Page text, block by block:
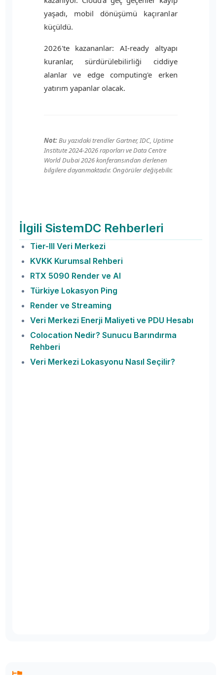
yaşadı, mobil dönüşümü kaçıranlar
küçüldü.
2026'te kazananlar: AI-ready altyapı
kuranlar, sürdürülebilirliği ciddiye
alanlar ve edge computing'e erken
yatırım yapanlar olacak.
Not:Bu yazıdaki trendler Gartner, IDC, Uptime
Institute 2024-2026 raporları ve Data Centre
World Dubai 2026 konferansından derlenen
bilgilere dayanmaktadır. Öngörüler değişebilir.
İlgili SistemDC Rehberleri
Tier-III Veri Merkezi
KVKK Kurumsal Rehberi
RTX 5090 Render ve AI
Türkiye Lokasyon Ping
Render ve Streaming
Veri Merkezi Enerji Maliyeti ve PDU Hesabı
Colocation Nedir? Sunucu Barındırma
Rehberi
Veri Merkezi Lokasyonu Nasıl Seçilir?